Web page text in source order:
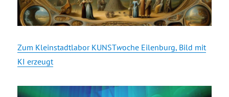
Zum Kleinstadtlabor KUNSTwoche Eilenburg, Bild mit
KI erzeugt